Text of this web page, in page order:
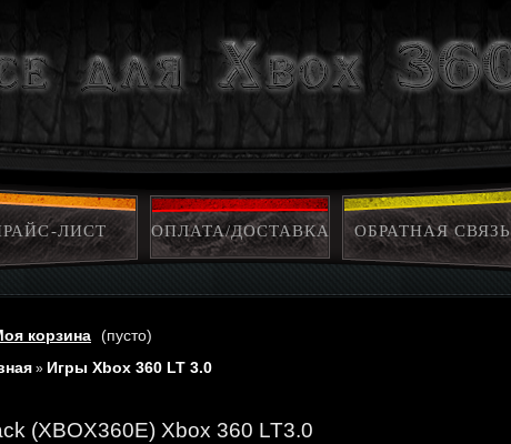
ЛИСТ ОПЛАТА/ДОСТАВКА ОБРАТНАЯ СВЯЗЬ
корзина (пусто)
» Игры Xbox 360 LT 3.0
(XBOX360E) Xbox 360 LT3.0